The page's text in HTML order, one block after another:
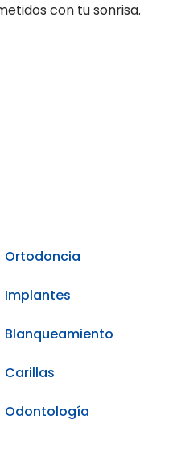
con tu sonrisa.
Ortodoncia
Implantes
Blanqueamiento
Carillas
Odontología